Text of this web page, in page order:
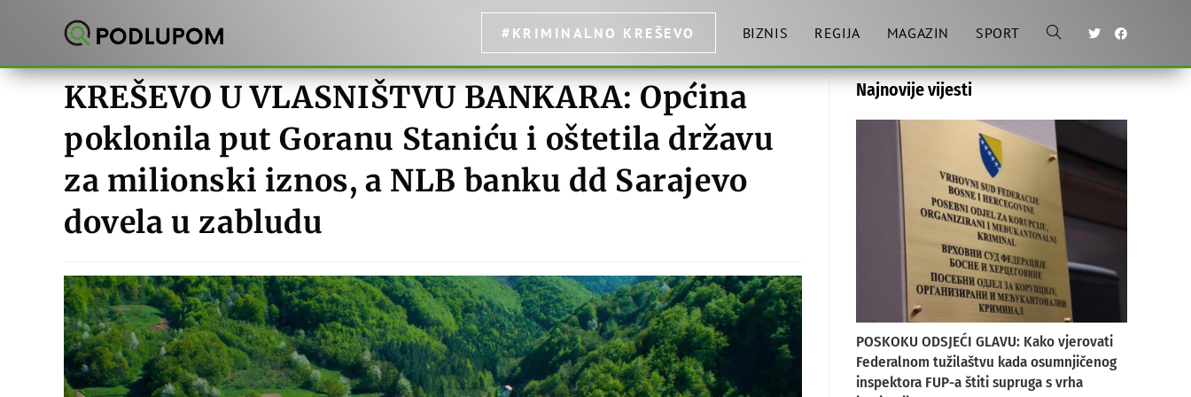
#KRIMINALNO KREŠEVO BIZNIS REGIJA MAGAZIN SPORT Toggle
search
KREŠEVO U VLASNIŠTVU BANKARA: Općina
poklonila put Goranu Staniću i oštetila državu
za milionski iznos, a NLB banku dd Sarajevo
dovela u zabludu
Najnovije vijesti
POSKOKU ODSJEĆI GLAVU: Kako vjerovati
Federalnom tužilaštvu kada osumnjičenog
inspektora FUP-a štiti supruga s vrha